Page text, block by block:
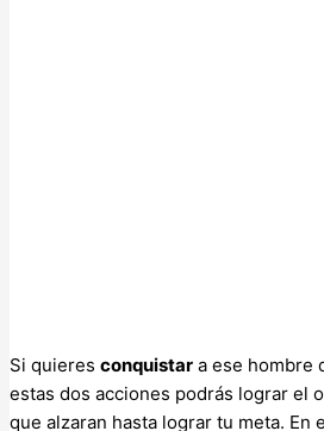
Si quieres conquistar a ese hombre
estas dos acciones podrás lograr el
que alzaran hasta lograr tu meta.